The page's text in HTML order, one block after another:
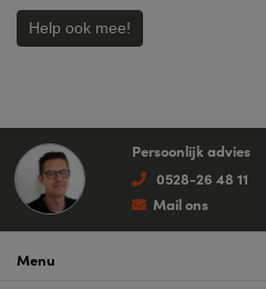
Help ook mee!
Persoonlijk advies
0528-26 48 11
Mail ons
Menu